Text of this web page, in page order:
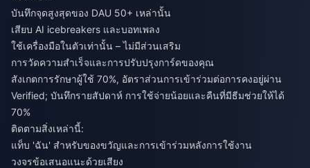
บันทึกจุดสูงสุดของ DAU 50+ เหล่านั้น
เสียบ AI icebreakers และบอทเพลง
ใช้เครื่องมือในตัวเท่านั้น – ไม่มีส่วนเสริม
การวัดความสำเร็จและการปรับปรุงการ์ดของคุณ
สังเกตการรักษาผู้ใช้ 70%, อัตราส่วนการเข้าร่วมต่อการคงอยู่ผ่าน
Verified; บันทึกรายสัปดาห์ การใช้จ่ายน้อยและคืนที่มีธีมช่วยให้ได้
70%
ติดตามสิ่งเหล่านี้:
แท็บ 'ฉัน' สำหรับของขวัญและการเข้าร่วมหลังการใช้งาน
วงจรข้อเสนอแนะด้วยเสียง